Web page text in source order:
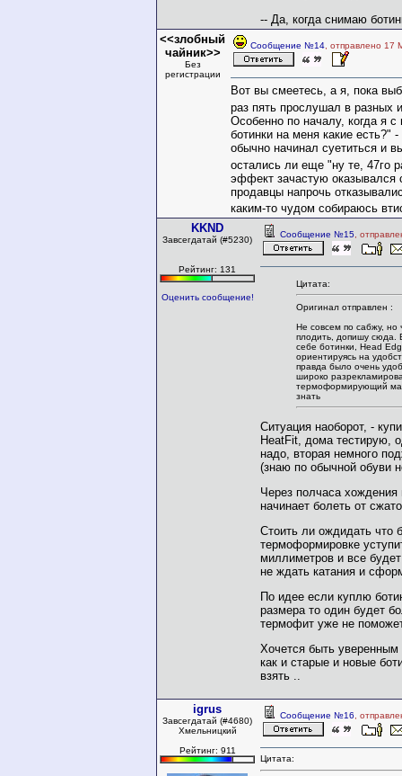
-- Да, когда снимаю
<<злобный
чайник>>
Без
регистрации
Сообщение №14 , отправлено
Вот вы смеетесь, а я, пока
раз пять прослушал в разных
Особенно по началу, когда я
ботинки на меня какие есть?"
обычно начинал суетиться и
остались ли еще "ну те, 47го
эффект зачастую оказывался
продавцы напрочь
каким-то чудом собираюсь
KKND
Завсегдатай (#5230)
Рейтинг: 131
Оценить сообщение!
Сообщение №15 ,
Цитата:
Оригинал отправлен :
Не совсем по сабжу, но
плодить, допишу сюда.
себе ботинки, Head
ориентируясь на
правда было очень
широко
термоформирующий
знать
Ситуация наоборот, -
HeatFit, дома тестирую,
надо, вторая немного
(знаю по обычной обуви
Через полчаса xождения
начинает болеть от
Стоить ли ождидать что
термоформировке
миллиметров и все
не ждать катания и
По идее если куплю
размера то один будет
термофит уже не
Xочется быть уверенным
как и старые и новые
взять ..
igrus
Завсегдатай (#4680)
Хмельницкий
Рейтинг: 911
Сообщение №16 ,
Цитата: